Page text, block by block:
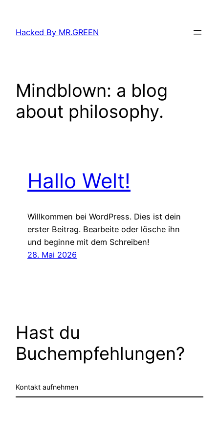
springen
Hacked By MR.GREEN
Mindblown: a blog
about philosophy.
Hallo Welt!
Willkommen bei WordPress. Dies ist dein
erster Beitrag. Bearbeite oder lösche ihn
und beginne mit dem Schreiben!
28. Mai 2026
Hast du
Buchempfehlungen?
Kontakt aufnehmen